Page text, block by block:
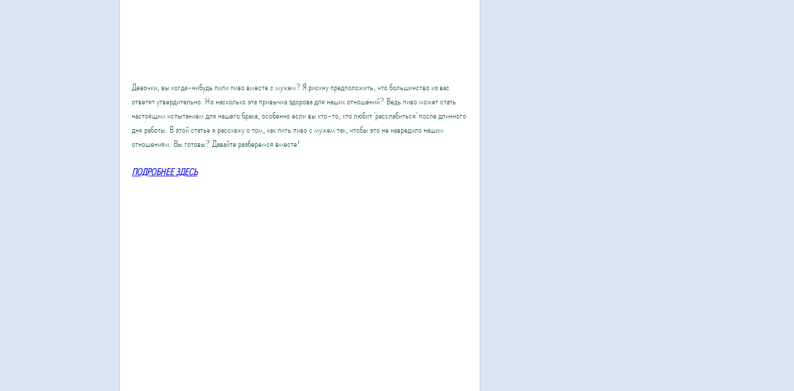
Девочки, вы когда-нибудь пили пиво вместе с мужем? Я рискну предположить, что большинство из вас
ответят утвердительно. Но насколько эта привычка здорова для наших отношений? Ведь пиво может стать
настоящим испытанием для нашего брака, особенно если вы кто-то, кто любит 'расслабиться' после длинного
дня работы. В этой статье я расскажу о том, как пить пиво с мужем так, чтобы это не навредило нашим
отношениям. Вы готовы? Давайте разберемся вместе!
ПОДРОБНЕЕ ЗДЕСЬ